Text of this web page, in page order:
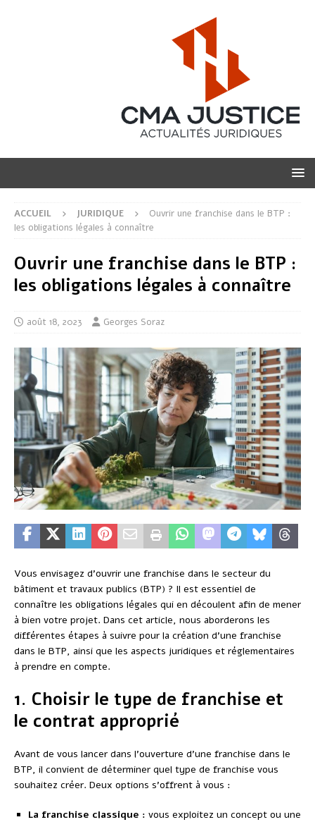
ACCUEIL JURIDIQUE
Ouvrir une franchise dans le BTP :
les obligations légales à connaître
Ouvrir une franchise dans le BTP :
les obligations légales à connaître
août 18, 2023 Georges Soraz
Vous envisagez d’ouvrir une franchise dans le secteur du
bâtiment et travaux publics (BTP) ? Il est essentiel de
connaître les obligations légales qui en découlent afin de mener
à bien votre projet. Dans cet article, nous aborderons les
différentes étapes à suivre pour la création d’une franchise
dans le BTP, ainsi que les aspects juridiques et réglementaires
à prendre en compte.
1. Choisir le type de franchise et
le contrat approprié
Avant de vous lancer dans l’ouverture d’une franchise dans le
BTP, il convient de déterminer quel type de franchise vous
souhaitez créer. Deux options s’offrent à vous :
La franchise classique : vous exploitez un concept ou une